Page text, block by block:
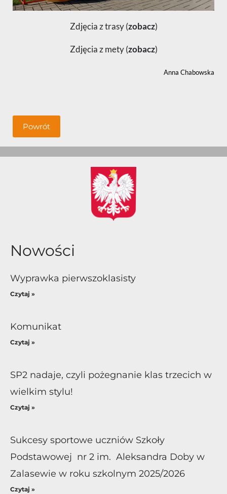
Zdjęcia z trasy (zobacz)
Zdjęcia z mety (zobacz)
Anna Chabowska
Powrót
Nowości
Wyprawka pierwszoklasisty
Czytaj »
Komunikat
Czytaj »
SP2 nadaje, czyli pożegnanie klas trzecich w
wielkim stylu!
Czytaj »
Sukcesy sportowe uczniów Szkoły
Podstawowej nr 2 im. Aleksandra Doby w
Zalasewie w roku szkolnym 2025/2026
Czytaj »